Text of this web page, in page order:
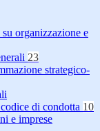
organizzazione e
23
strategico-
di condotta 10
e imprese